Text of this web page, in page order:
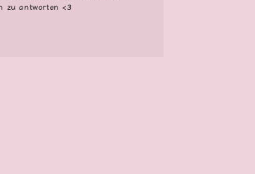
zu antworten <3